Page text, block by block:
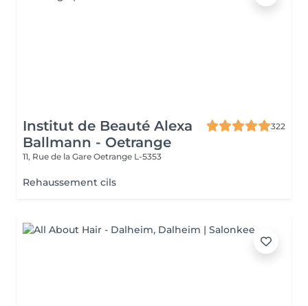
Institut de Beauté Alexa
Ballmann - Oetrange
322
11, Rue de la Gare Oetrange L-5353
Rehaussement cils